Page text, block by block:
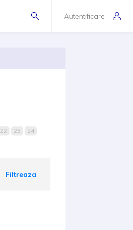
Autentificare
22 23 24
Filtreaza